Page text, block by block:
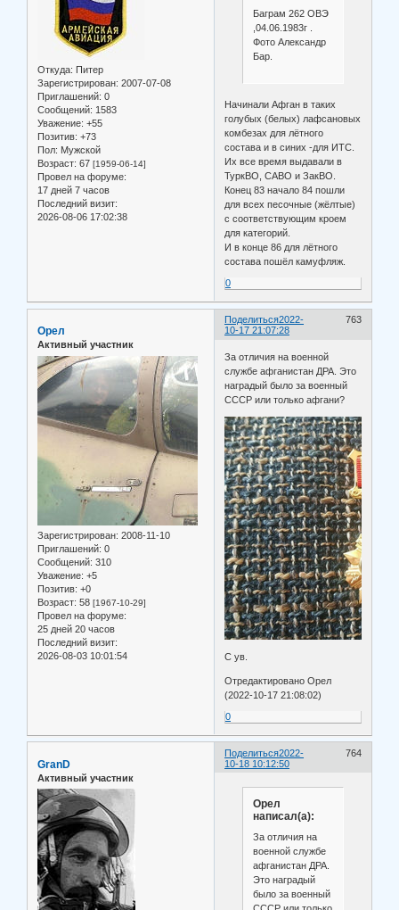
Откуда: Питер
Зарегистрирован: 2007-07-08
Приглашений: 0
Сообщений: 1583
Уважение: +55
Позитив: +73
Пол: Мужской
Возраст: 67 [1959-06-14]
Провел на форуме:
17 дней 7 часов
Последний визит:
2026-08-06 17:02:38
Баграм 262 ОВЭ
,04.06.1983г .
Фото Александр
Бар.
Начинали Афган в таких
голубых (белых) лафсановых
комбезах для лётного
состава и в синих -для ИТС.
Их все время выдавали в
ТуркВО, САВО и ЗакВО.
Конец 83 начало 84 пошли
для всех песочные (жёлтые)
с соответствующим кроем
для категорий.
И в конце 86 для лётного
состава пошёл камуфляж.
0
Поделиться 763
2022-
10-17 21:07:28
Орел
Активный участник
Зарегистрирован: 2008-11-10
Приглашений: 0
Сообщений: 310
Уважение: +5
Позитив: +0
Возраст: 58 [1967-10-29]
Провел на форуме:
25 дней 20 часов
Последний визит:
2026-08-03 10:01:54
За отличия на военной
службе афганистан ДРА. Это
наградый было за военный
СССР или только афгани?
С ув.
Отредактировано Орел
(2022-10-17 21:08:02)
0
Поделиться 764
2022-
10-18 10:12:50
GranD
Активный участник
Орел
написал(а):
За отличия на
военной службе
афганистан ДРА.
Это наградый
было за военный